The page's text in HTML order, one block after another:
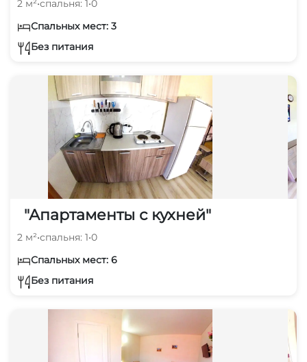
2 м²•спальня: 1•0
Спальных мест: 3
Без питания
"Апартаменты с кухней"
2 м²•спальня: 1•0
Спальных мест: 6
Без питания